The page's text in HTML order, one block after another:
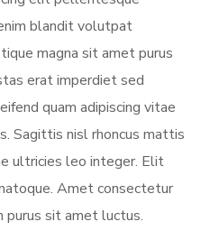
blandit volutpat
magna sit amet purus
erat imperdiet sed
quam adipiscing vitae
Sagittis nisl rhoncus mattis
ultricies leo integer. Elit
Amet consectetur
purus sit amet luctus.